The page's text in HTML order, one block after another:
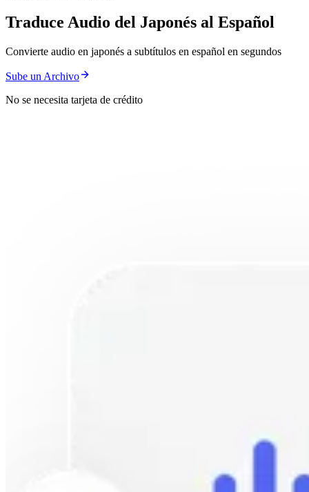
Traduce Audio del Japonés al Español
Convierte audio en japonés a subtítulos en español en segundos
Sube un Archivo
No se necesita tarjeta de crédito